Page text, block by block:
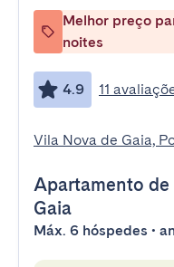
Melhor preço
noites
4.9 11
Vila Nova de Gaia,
Apartamento de
Gaia
Máx. 6 hóspedes •